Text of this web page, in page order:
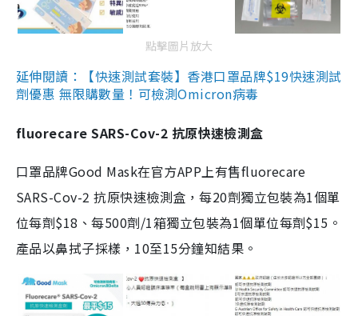
點擊圖片放大
延伸閱讀：【快速測試套裝】香港口罩品牌$19快速測試
劑優惠 無限購數量！可檢測Omicron病毒
fluorecare SARS-Cov-2 抗原快速檢測盒
口罩品牌Good Mask在官方APP上有售fluorecare
SARS-Cov-2 抗原快速檢測盒，每20劑獨立包裝為1個單
位每劑$18、每500劑/1箱獨立包裝為1個單位每劑$15。
產品以鼻拭子採樣，10至15分鐘知結果。